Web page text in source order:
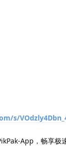
s/
App，畅享极